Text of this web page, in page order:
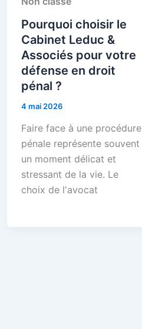
Pourquoi choisir le
Cabinet Leduc &
Associés pour votre
défense en droit
pénal ?
4 mai 2026
Faire face à une procédure
pénale représente souvent
un moment délicat et
stressant de la vie. Le
choix de l'avocat